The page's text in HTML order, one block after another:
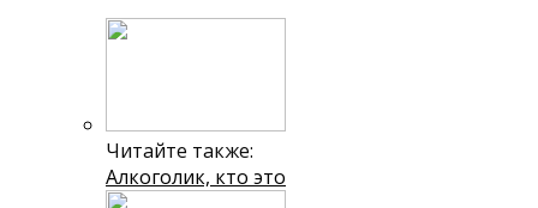
Читайте также:
Алкоголик, кто это